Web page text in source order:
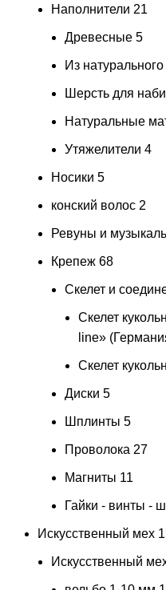
Наполнители 21
Древесные 5
Из
Шерсть для
Натуральные
Утяжелители 4
Носики 5
конский волос 2
Ревуны и
Крепеж 68
Скелет и
Скелет
line»
Скелет
Диски 5
Шплинты 5
Проволока 27
Магниты 11
Гайки - винты -
Искусственный мех
Искусственный